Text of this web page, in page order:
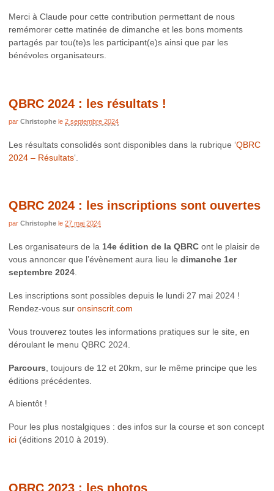
Merci à Claude pour cette contribution permettant de nous
remémorer cette matinée de dimanche et les bons moments
partagés par tou(te)s les participant(e)s ainsi que par les
bénévoles organisateurs.
QBRC 2024 : les résultats !
par Christophe le 2 septembre 2024
Les résultats consolidés sont disponibles dans la rubrique ‘QBRC
2024 – Résultats‘.
QBRC 2024 : les inscriptions sont ouvertes
par Christophe le 27 mai 2024
Les organisateurs de la 14e édition de la QBRC ont le plaisir de
vous annoncer que l’évènement aura lieu le dimanche 1er
septembre 2024
Les inscriptions sont possibles depuis le lundi 27 mai 2024 !
Rendez-vous sur onsinscrit.com
Vous trouverez toutes les informations pratiques sur le site, en
déroulant le menu QBRC 2024.
Parcours , toujours de 12 et 20km, sur le même principe que les
éditions précédentes.
A bientôt !
Pour les plus nostalgiques : des infos sur la course et son concept
ici (éditions 2010 à 2019).
QBRC 2023 : les photos